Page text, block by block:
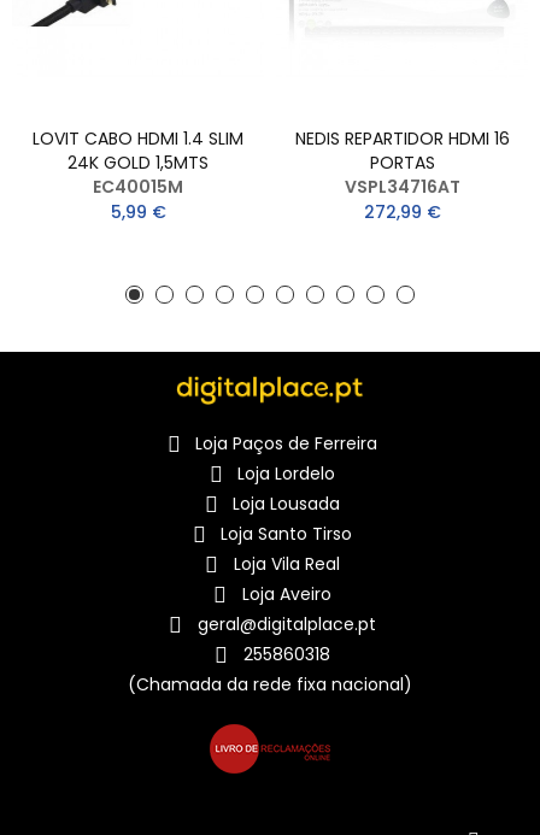
LOVIT CABO HDMI 1.4 SLIM
24K GOLD 1,5MTS
EC40015M
5,99 €
NEDIS REPARTIDOR HDMI 16
PORTAS
VSPL34716AT
272,99 €
Loja Paços de Ferreira
Loja Lordelo
Loja Lousada
Loja Santo Tirso
Loja Vila Real
Loja Aveiro
geral@digitalplace.pt
255860318
(Chamada da rede fixa nacional)